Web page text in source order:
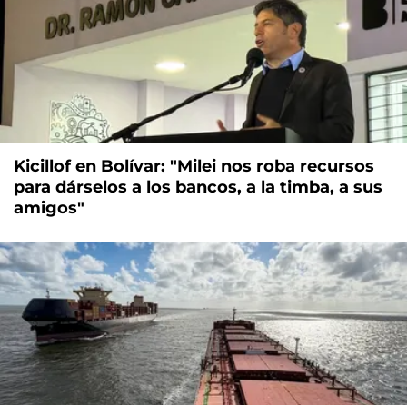
Kicillof en Bolívar: "Milei nos roba recursos
para dárselos a los bancos, a la timba, a sus
amigos"